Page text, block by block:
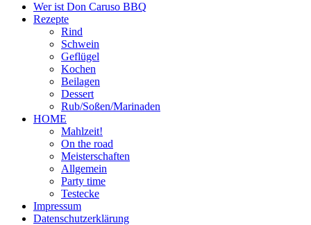
Wer ist Don Caruso BBQ
Rezepte
Rind
Schwein
Geflügel
Kochen
Beilagen
Dessert
Rub/Soßen/Marinaden
HOME
Mahlzeit!
On the road
Meisterschaften
Allgemein
Party time
Testecke
Impressum
Datenschutzerklärung